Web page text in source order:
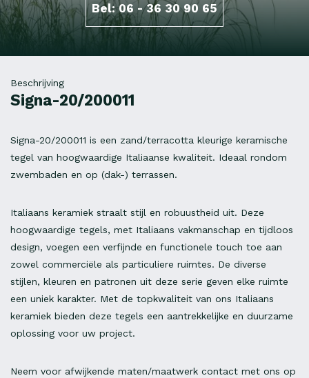
Bel: 06 - 36 30 90 65
Beschrijving
Signa-20/200011
Signa-20/200011 is een zand/terracotta kleurige keramische
tegel van hoogwaardige Italiaanse kwaliteit. Ideaal rondom
zwembaden en op (dak-) terrassen.
Italiaans keramiek straalt stijl en robuustheid uit. Deze
hoogwaardige tegels, met Italiaans vakmanschap en tijdloos
design, voegen een verfijnde en functionele touch toe aan
zowel commerciële als particuliere ruimtes. De diverse
stijlen, kleuren en patronen uit deze serie geven elke ruimte
een uniek karakter. Met de topkwaliteit van ons Italiaans
keramiek bieden deze tegels een aantrekkelijke en duurzame
oplossing voor uw project.
Neem voor afwijkende maten/maatwerk contact met ons op